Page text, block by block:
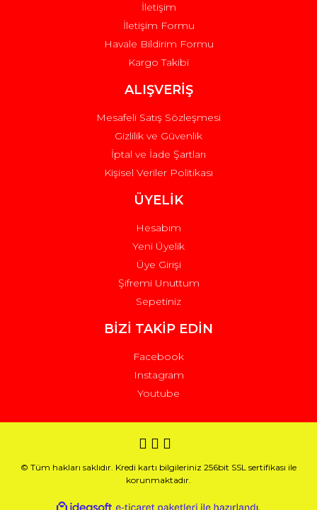
İletişim
İletişim Formu
Havale Bildirim Formu
Kargo Takibi
ALIŞVERİŞ
Mesafeli Satış Sözleşmesi
Gizlilik ve Güvenlik
İptal ve İade Şartları
Kişisel Veriler Politikası
ÜYELİK
Hesabım
Yeni Üyelik
Üye Girişi
Şifremi Unuttum
Sepetiniz
BİZİ TAKİP EDİN
Facebook
Instagram
Youtube
© Tüm hakları saklıdır. Kredi kartı bilgileriniz 256bit SSL sertifikası ile
korunmaktadır.
ideasoft e-